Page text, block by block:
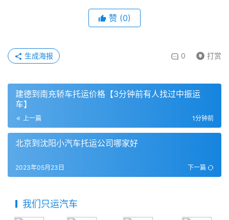
赞 (0)
0 打赏
生成海报
建德到南充轿车托运价格【3分钟前有人找过中振运
车】
上一篇 1分钟前
北京到沈阳小汽车托运公司哪家好
下一篇
2023年05月23日
我们只运汽车